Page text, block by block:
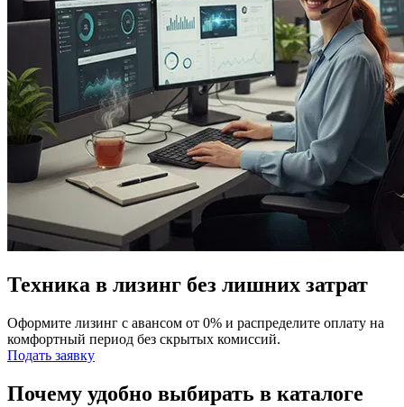
Техника в лизинг без лишних затрат
Оформите лизинг с авансом от 0% и распределите оплату на
комфортный период без скрытых комиссий.
Подать заявку
Почему удобно выбирать в каталоге